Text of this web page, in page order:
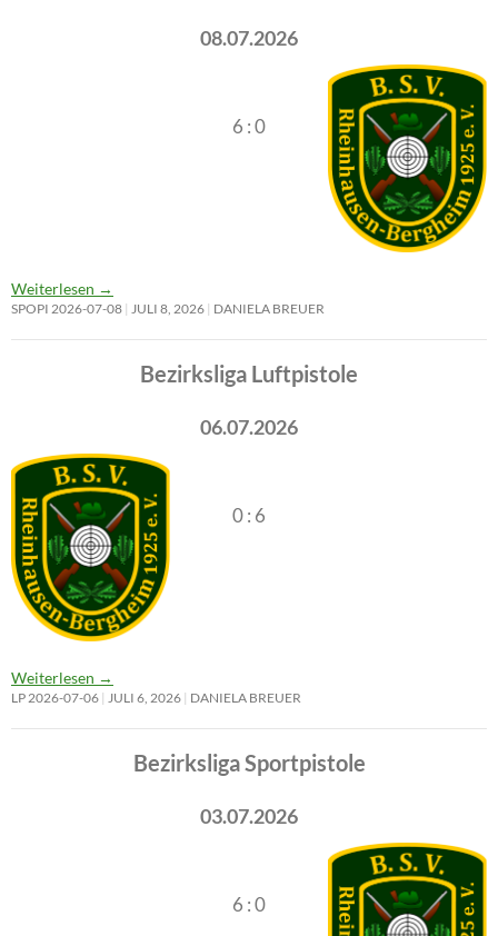
08.07.2026
6 : 0
Weiterlesen →
SPOPI 2026-07-08 JULI 8, 2026 DANIELA BREUER
Bezirksliga Luftpistole
06.07.2026
0 : 6
Weiterlesen →
LP 2026-07-06 JULI 6, 2026 DANIELA BREUER
Bezirksliga Sportpistole
03.07.2026
6 : 0